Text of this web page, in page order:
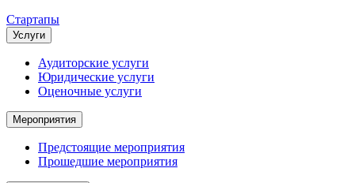
Стартапы
Услуги
Аудиторские услуги
Юридические услуги
Оценочные услуги
Мероприятия
Предстоящие мероприятия
Прошедшие мероприятия